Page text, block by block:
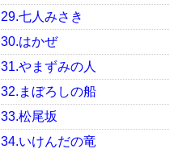
29.七人みさき
30.はかぜ
31.やまずみの人
32.まぼろしの船
33.松尾坂
34.いけんだの竜